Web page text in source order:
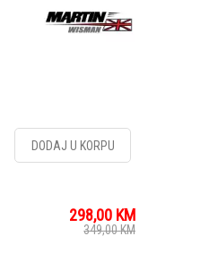
DODAJ U KORPU
298,00 KM
349,00KM